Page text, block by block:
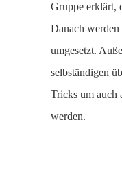
Gruppe erklärt,
Danach
umgesetzt.
selbständigen
Tricks um auch
werden.